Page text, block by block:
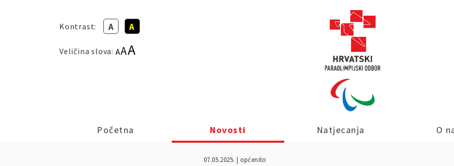
Kontrast: A A
Veličina slova: AAA
Početna Novosti Natjecanja O
07.05.2025. | općenito